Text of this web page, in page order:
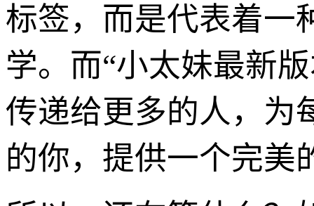
标签，而是代表着一
学。而“小太妹最新
传递给更多的人，为
的你，提供一个完美